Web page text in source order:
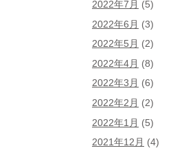
2022年7月 (5)
2022年6月 (3)
2022年5月 (2)
2022年4月 (8)
2022年3月 (6)
2022年2月 (2)
2022年1月 (5)
2021年12月 (4)